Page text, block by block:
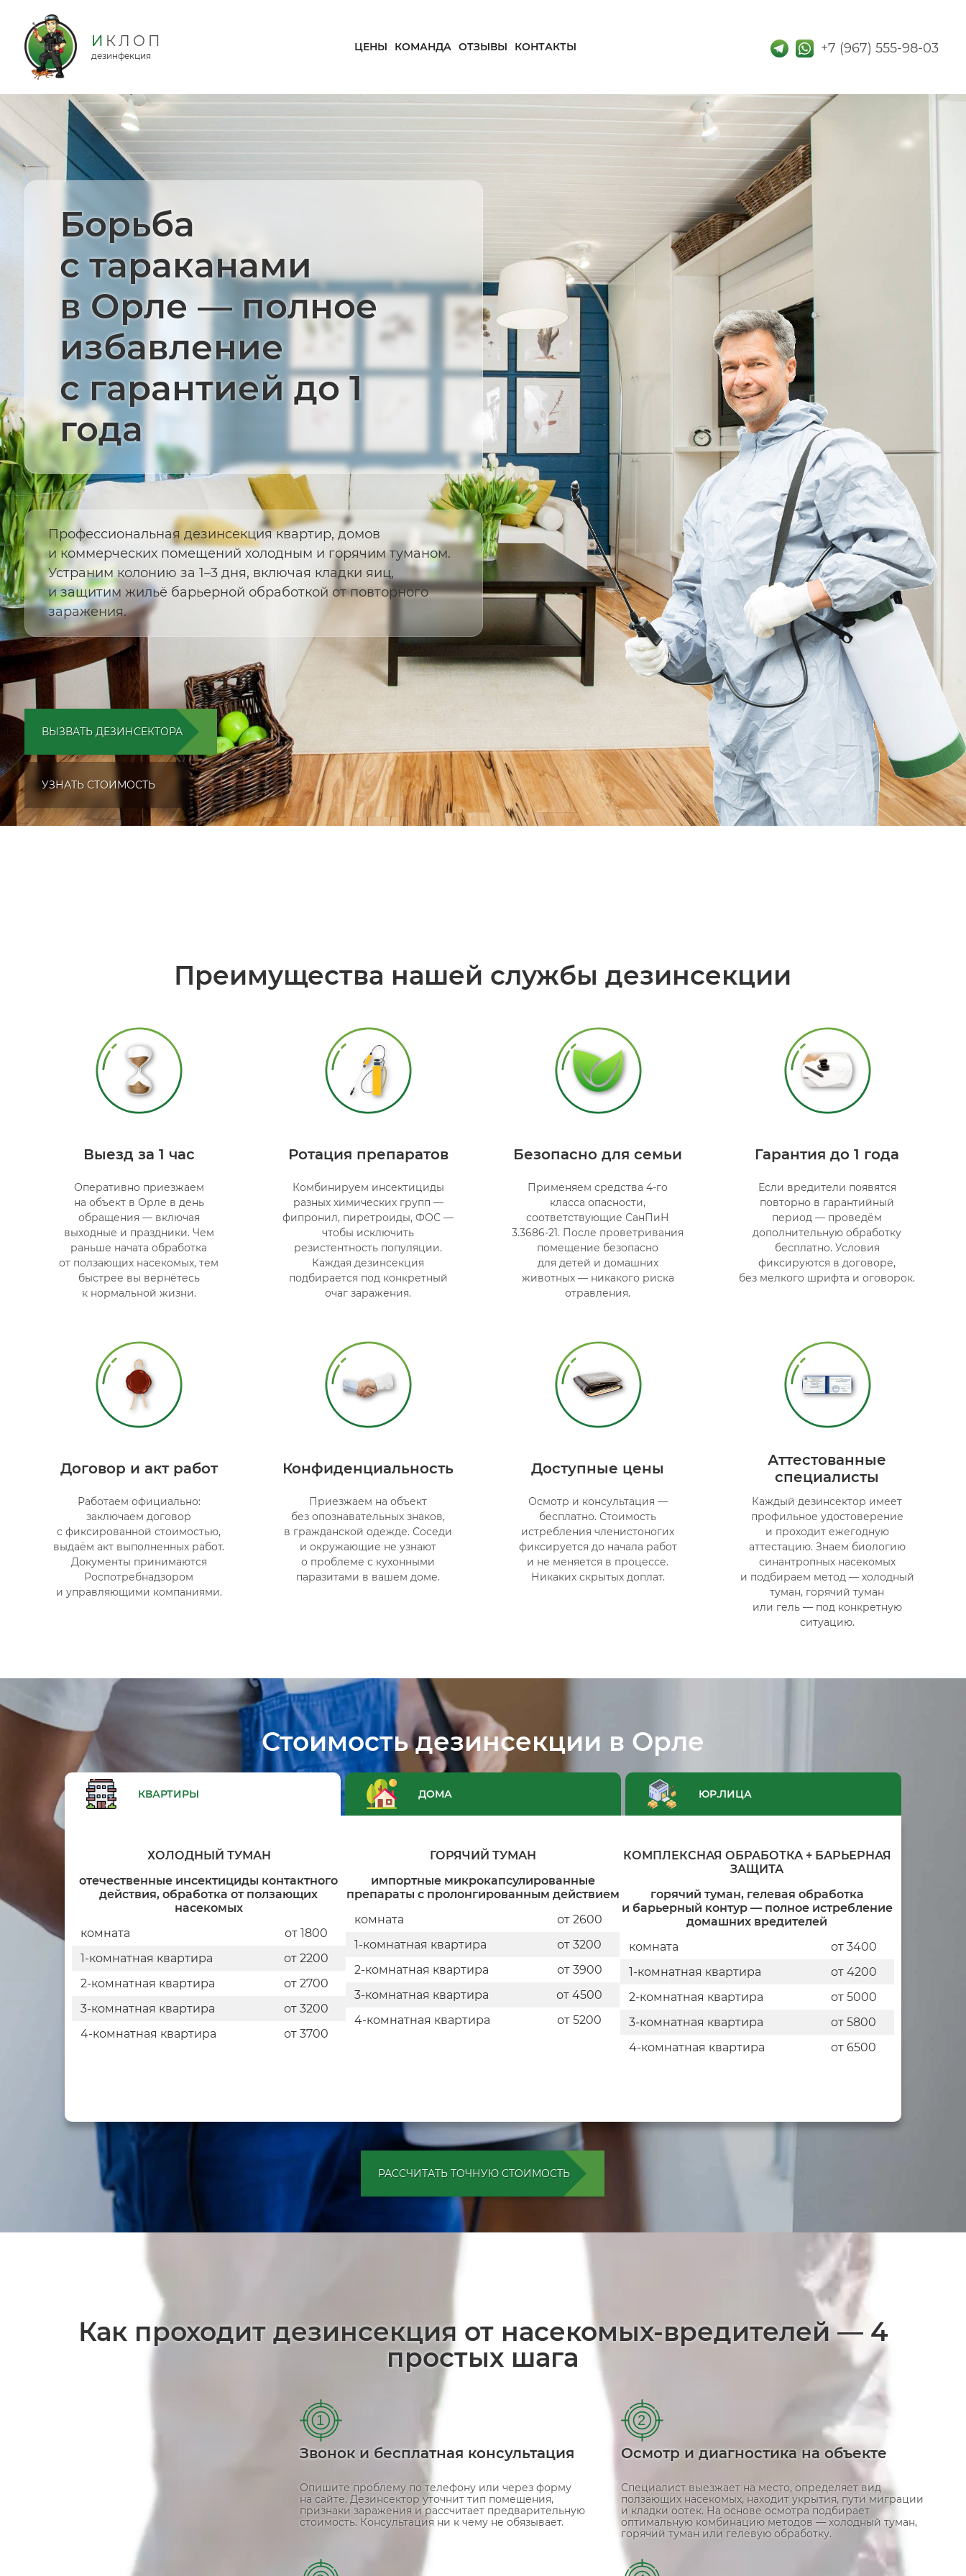
дезинфекция
ЦЕНЫ КОМАНДА ОТЗЫВЫ КОНТАКТЫ
Борьба
с тараканами
в Орле — полное
избавление
с гарантией до 1
года
Профессиональная дезинсекция квартир, домов
и коммерческих помещений холодным и горячим туманом.
Устраним колонию за 1–3 дня, включая кладки яиц,
и защитим жильё барьерной обработкой от повторного
заражения.
ВЫЗВАТЬ ДЕЗИНСЕКТОРА
УЗНАТЬ СТОИМОСТЬ
Преимущества нашей службы дезинсекции
Выезд за 1 час
Оперативно приезжаем
на объект в Орле в день
обращения — включая
выходные и праздники. Чем
раньше начата обработка
от ползающих насекомых, тем
быстрее вы вернётесь
к нормальной жизни.
Ротация препаратов
Комбинируем инсектициды
разных химических групп —
фипронил, пиретроиды, ФОС —
чтобы исключить
резистентность популяции.
Каждая дезинсекция
подбирается под конкретный
очаг заражения.
Безопасно для семьи
Применяем средства 4-го
класса опасности,
соответствующие СанПиН
3.3686-21. После проветривания
помещение безопасно
для детей и домашних
животных — никакого риска
отравления.
Гарантия до 1 года
Если вредители появятся
повторно в гарантийный
период — проведём
дополнительную обработку
бесплатно. Условия
фиксируются в договоре,
без мелкого шрифта и оговорок.
Договор и акт работ
Работаем официально:
заключаем договор
с фиксированной стоимостью,
выдаём акт выполненных работ.
Документы принимаются
Роспотребнадзором
и управляющими компаниями.
Конфиденциальность
Приезжаем на объект
без опознавательных знаков,
в гражданской одежде. Соседи
и окружающие не узнают
о проблеме с кухонными
паразитами в вашем доме.
Доступные цены
Осмотр и консультация —
бесплатно. Стоимость
истребления членистоногих
фиксируется до начала работ
и не меняется в процессе.
Никаких скрытых доплат.
Аттестованные
специалисты
Каждый дезинсектор имеет
профильное удостоверение
и проходит ежегодную
аттестацию. Знаем биологию
синантропных насекомых
и подбираем метод — холодный
туман, горячий туман
или гель — под конкретную
ситуацию.
Стоимость дезинсекции в Орле
КВАРТИРЫ ДОМА ЮР.ЛИЦА
ХОЛОДНЫЙ ТУМАН
отечественные инсектициды контактного
действия, обработка от ползающих
насекомых
комната
от 1800
1-комнатная квартира
от 2200
2-комнатная квартира
от 2700
3-комнатная квартира
от 3200
4-комнатная квартира
от 3700
ГОРЯЧИЙ ТУМАН
импортные микрокапсулированные
препараты с пролонгированным действием
комната
от 2600
1-комнатная квартира
от 3200
2-комнатная квартира
от 3900
3-комнатная квартира
от 4500
4-комнатная квартира
от 5200
КОМПЛЕКСНАЯ ОБРАБОТКА + БАРЬЕРНАЯ
ЗАЩИТА
горячий туман, гелевая обработка
и барьерный контур — полное истребление
домашних вредителей
комната
от 3400
1-комнатная квартира
от 4200
2-комнатная квартира
от 5000
3-комнатная квартира
от 5800
4-комнатная квартира
от 6500
РАССЧИТАТЬ ТОЧНУЮ СТОИМОСТЬ
Как проходит дезинсекция от насекомых-вредителей — 4
простых шага
1
Звонок и бесплатная консультация
Опишите проблему по телефону или через форму
на сайте. Дезинсектор уточнит тип помещения,
признаки заражения и рассчитает предварительную
стоимость. Консультация ни к чему не обязывает.
2
Осмотр и диагностика на объекте
Специалист выезжает на место, определяет вид
ползающих насекомых, находит укрытия, пути миграции
и кладки оотек. На основе осмотра подбирает
оптимальную комбинацию методов — холодный туман,
горячий туман или гелевую обработку.